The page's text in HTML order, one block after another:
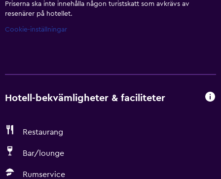
Priserna ska inte innehålla någon turistskatt som avkrävs av
resenärer på hotellet.
Cookie-inställningar
Hotell-bekvämligheter & faciliteter
Restaurang
Bar/lounge
Rumservice